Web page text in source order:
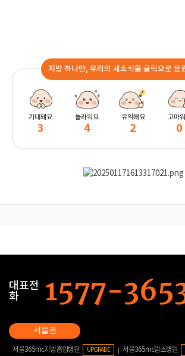
지방 하나만, 우리의 새소식을 클릭으로 응
기대돼요
3
놀라워요
4
유익해요
2
고마
0
대표전
화
서울365mc지방흡입병원 UPGRADE 서울365mc람스병원